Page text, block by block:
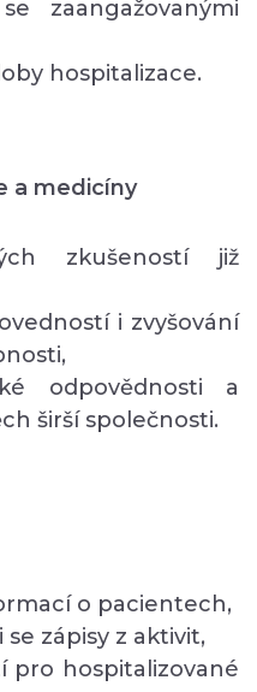
zaangažovanými
hospitalizace.
a medicíny
zkušeností již
i zvyšování
odpovědnosti a
širší společnosti.
o pacientech,
zápisy z aktivit,
pro hospitalizované